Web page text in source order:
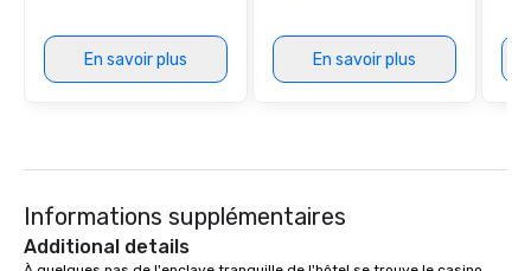
En savoir plus En savoir plus
Informations supplémentaires
Additional details